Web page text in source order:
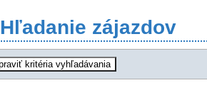
Hľadanie zájazdov